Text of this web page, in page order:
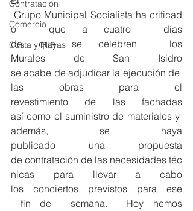
Contratación
Comercio
Costa y Playas
Grupo Municipal Socialista ha criticad
o  que a cuatro  días
de que se celebren  los
Murales de San Isidro
se acabe de adjudicar la ejecución de
las obras para el
revestimiento de las fachadas
así como el suministro de materiales y
además, se haya
publicado una propuesta
de contratación de las necesidades téc
nicas para llevar a cabo
los  conciertos  previstos  para  ese
fin de  semana.  Hoy hemos